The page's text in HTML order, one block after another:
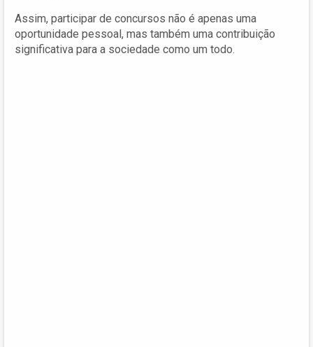
Assim, participar de concursos não é apenas uma
oportunidade pessoal, mas também uma contribuição
significativa para a sociedade como um todo.